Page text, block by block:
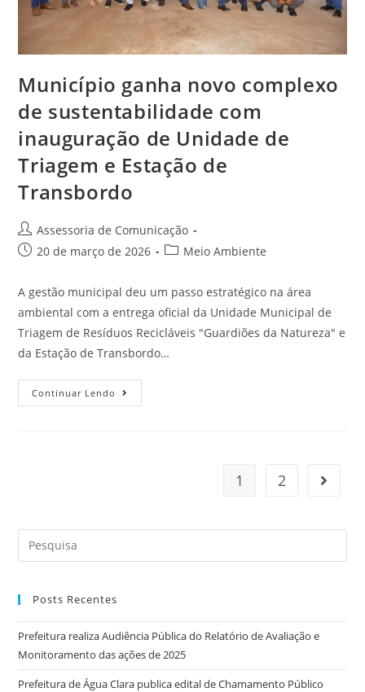
Município ganha novo complexo
de sustentabilidade com
inauguração de Unidade de
Triagem e Estação de
Transbordo
Assessoria de Comunicação
20 de março de 2026
Meio Ambiente
A gestão municipal deu um passo estratégico na área
ambiental com a entrega oficial da Unidade Municipal de
Triagem de Resíduos Recicláveis "Guardiões da Natureza" e
da Estação de Transbordo…
Continuar Lendo
1 2
Posts Recentes
Prefeitura realiza Audiência Pública do Relatório de Avaliação e
Monitoramento das ações de 2025
Prefeitura de Água Clara publica edital de Chamamento Público